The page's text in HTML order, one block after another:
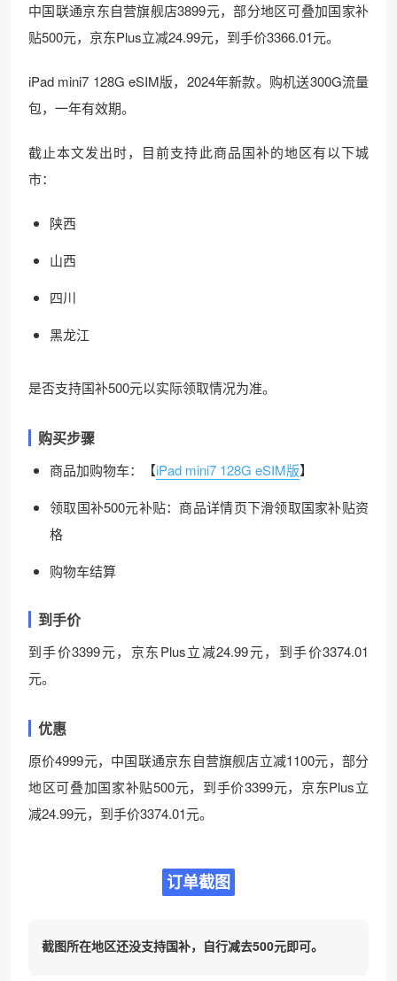
中国联通京东自营旗舰店3899元，部分地区可叠加国家补
贴500元，京东Plus立减24.99元，到手价3366.01元。
iPad mini7 128G eSIM版，2024年新款。购机送300G流量
包，一年有效期。
截止本文发出时，目前支持此商品国补的地区有以下城
市：
陕西
山西
四川
黑龙江
是否支持国补500元以实际领取情况为准。
购买步骤
商品加购物车：【iPad mini7 128G eSIM版】
领取国补500元补贴：商品详情页下滑领取国家补贴资
格
购物车结算
到手价
到手价3399元，京东Plus立减24.99元，到手价3374.01
元。
优惠
原价4999元，中国联通京东自营旗舰店立减1100元，部分
地区可叠加国家补贴500元，到手价3399元，京东Plus立
减24.99元，到手价3374.01元。
订单截图
截图所在地区还没支持国补，自行减去500元即可。